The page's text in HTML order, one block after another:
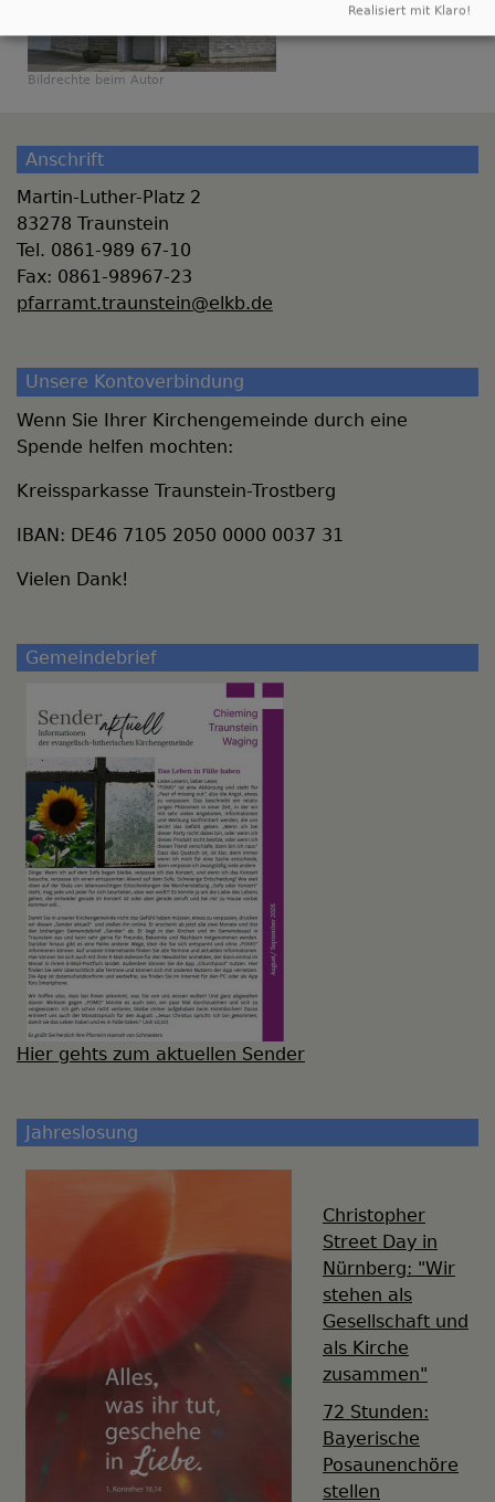
Bildrechte beim Autor
Anschrift
Martin-Luther-Platz 2
83278 Traunstein
Tel. 0861-989 67-10
Fax: 0861-98967-23
pfarramt.traunstein@elkb.de
Unsere Kontoverbindung
Wenn Sie Ihrer Kirchengemeinde durch eine
Spende helfen mochten:
Kreissparkasse Traunstein-Trostberg
IBAN: DE46 7105 2050 0000 0037 31
Vielen Dank!
Gemeindebrief
Hier gehts zum aktuellen Sender
Jahreslosung
Christopher
Street Day in
Nürnberg: "Wir
stehen als
Gesellschaft und
als Kirche
zusammen"
72 Stunden:
Bayerische
Posaunenchöre
stellen
Realisiert mit Klaro!